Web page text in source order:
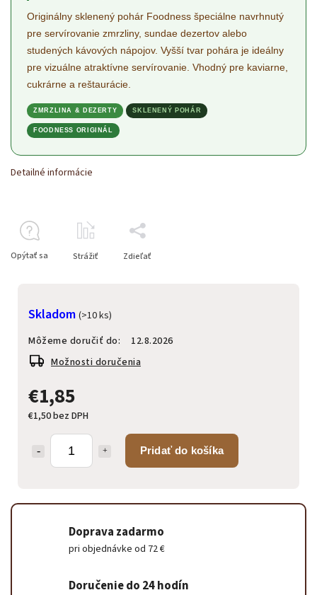
€1,85
€1,50 bez DPH
Pridať do košíka
Skladom (>10 ks)
Môžeme doručiť do:
12.8.2026
Možnosti doručenia
Originálny sklenený pohár Foodness špeciálne navrhnutý
pre servírovanie zmrzliny, sundae dezertov alebo
studených kávových nápojov. Vyšší tvar pohára je ideálny
pre vizuálne atraktívne servírovanie. Vhodný pre kaviarne,
cukrárne a reštaurácie.
ZMRZLINA & DEZERTY SKLENENÝ POHÁR
FOODNESS ORIGINÁL
Detailné informácie
Opýtať sa Strážiť Zdieľať
Doprava zadarmo
pri objednávke od 72 €
Doručenie do 24 hodín